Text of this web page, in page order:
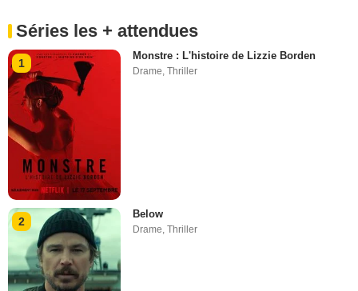
Séries les + attendues
1
Monstre : L'histoire de Lizzie Borden
Drame ,Thriller
2
Below
Drame,Thriller